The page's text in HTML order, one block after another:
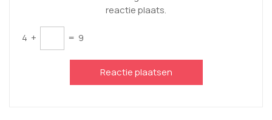
reactie plaats.
4 + = 9